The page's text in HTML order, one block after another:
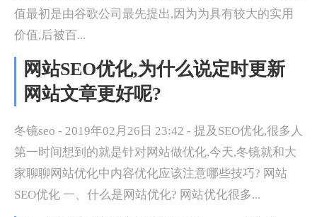
值最初是由谷歌公司最先提出,因为为具有较大的实用
价值,后被百...
网站SEO优化,为什么说定时更新
网站文章更好呢?
冬镜seo - 2019年02月26日 23:42 - 提及SEO优化,很多人
第一时间想到的就是针对网站做优化,今天,冬镜就和大
家聊聊网站优化中内容优化应该注意哪些技巧? 网站
SEO优化 一、什么是网站优化? 网站优化很多...